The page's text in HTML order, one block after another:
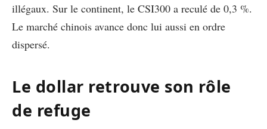
illégaux. Sur le continent, le CSI300 a reculé de 0,3 %.
Le marché chinois avance donc lui aussi en ordre
dispersé.
Le dollar retrouve son rôle
de refuge